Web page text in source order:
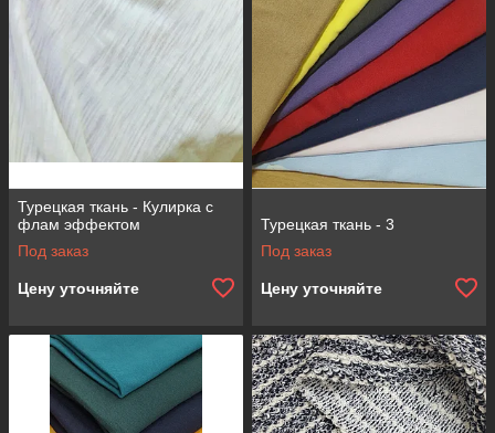
Турецкая ткань - Кулирка с
флам эффектом
Под заказ
Цену уточняйте
Турецкая ткань - 3
Под заказ
Цену уточняйте